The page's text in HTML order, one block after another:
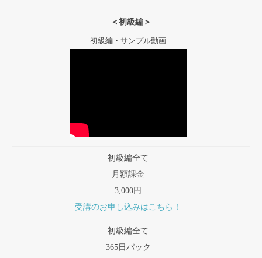
＜初級編＞
初級編・サンプル動画
初級編全て
月額課金
3,000円
受講のお申し込みはこちら！
初級編全て
365日パック